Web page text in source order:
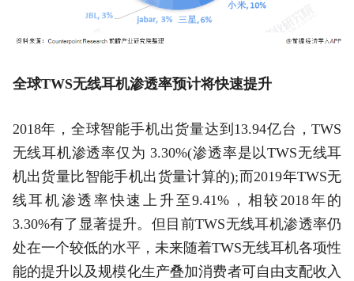
全球TWS无线耳机渗透率预计将快速提升
2018年，全球智能手机出货量达到13.94亿台，TWS
无线耳机渗透率仅为 3.30%(渗透率是以TWS无线耳
机出货量比智能手机出货量计算的);而2019年TWS无
线耳机渗透率快速上升至9.41%，相较2018年的
3.30%有了显著提升。但目前TWS无线耳机渗透率仍
处在一个较低的水平，未来随着TWS无线耳机各项性
能的提升以及规模化生产叠加消费者可自由支配收入